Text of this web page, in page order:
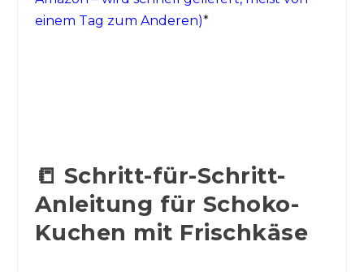
einem Tag zum Anderen)*
📒 Schritt-für-Schritt-
Anleitung für Schoko-
Kuchen mit Frischkäse